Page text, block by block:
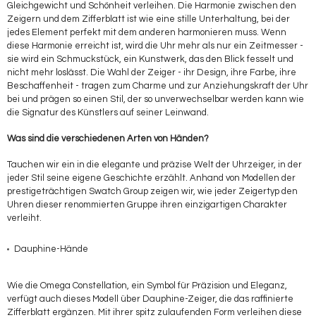
Gleichgewicht und Schönheit verleihen. Die Harmonie zwischen den
Zeigern und dem Zifferblatt ist wie eine stille Unterhaltung, bei der
jedes Element perfekt mit dem anderen harmonieren muss. Wenn
diese Harmonie erreicht ist, wird die Uhr mehr als nur ein Zeitmesser -
sie wird ein Schmuckstück, ein Kunstwerk, das den Blick fesselt und
nicht mehr loslässt. Die Wahl der Zeiger - ihr Design, ihre Farbe, ihre
Beschaffenheit - tragen zum Charme und zur Anziehungskraft der Uhr
bei und prägen so einen Stil, der so unverwechselbar werden kann wie
die Signatur des Künstlers auf seiner Leinwand.
Was sind die verschiedenen Arten von Händen?
Tauchen wir ein in die elegante und präzise Welt der Uhrzeiger, in der
jeder Stil seine eigene Geschichte erzählt. Anhand von Modellen der
prestigeträchtigen Swatch Group zeigen wir, wie jeder Zeigertyp den
Uhren dieser renommierten Gruppe ihren einzigartigen Charakter
verleiht.
Dauphine-Hände
Wie die Omega Constellation, ein Symbol für Präzision und Eleganz,
verfügt auch dieses Modell über Dauphine-Zeiger, die das raffinierte
Zifferblatt ergänzen. Mit ihrer spitz zulaufenden Form verleihen diese